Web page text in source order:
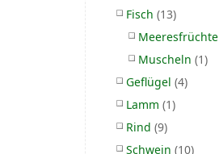
Fisch (13)
Meeresfrüchte
Muscheln (1)
Geflügel (4)
Lamm (1)
Rind (9)
Schwein (10)